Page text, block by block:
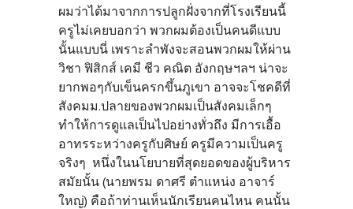
ผมว่าได้มาจากการปลูกฝั่งจากที่โรงเรียนนี้
ครูไม่เคยบอกว่า พวกผมต้องเป็นคนดีแบบ
นั้นแบบนี่ เพราะลำพังจะสอนพวกผมให้ผ่าน
วิชา ฟิสิกส์ เคมี ชีว คณิต อังกฤษฯลฯ น่าจะ
ยากพอๆกับเข็นครกขึ้นภูเขา อาจจะโชคดีที่
สังคมม.ปลายของพวกผมเป็นสังคมเล็กๆ
ทำให้การดูแลเป็นไปอย่างทั่วถึง มีการเอื้อ
อาทรระหว่างครูกับศิษย์ ครูมีความเป็นครู
จริงๆ หนึ่งในนโยบายที่สุดยอดของผู้บริหาร
สมัยนั้น (นายพรม ดาศรี ตำแหน่ง อาจาร์
ใหญ่) คือถ้าท่านเห็นนักเรียนคนไหน คนนั้น